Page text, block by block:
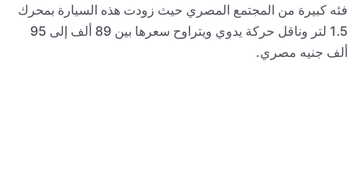
فئه كبيرة من المجتمع المصري حيث زودت هذه السيارة بمحرك
1.5 لتر وناقل حركة يدوي ويتراوح سعرها بين 89 ألف إلى 95
ألف جنيه مصري.